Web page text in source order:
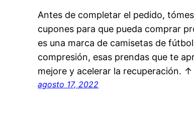
Antes de completar el pedido,
cupones para que pueda comprar
es una marca de camisetas de
compresión, esas prendas que te
mejore y acelerar la recuperación.
agosto 17, 2022